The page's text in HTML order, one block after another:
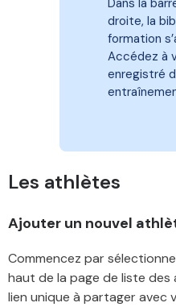
droite, la
formation
Accédez à
enregistré
Les athlètes
Ajouter un nouvel
Commencez par
haut de la page de liste
lien unique à partager